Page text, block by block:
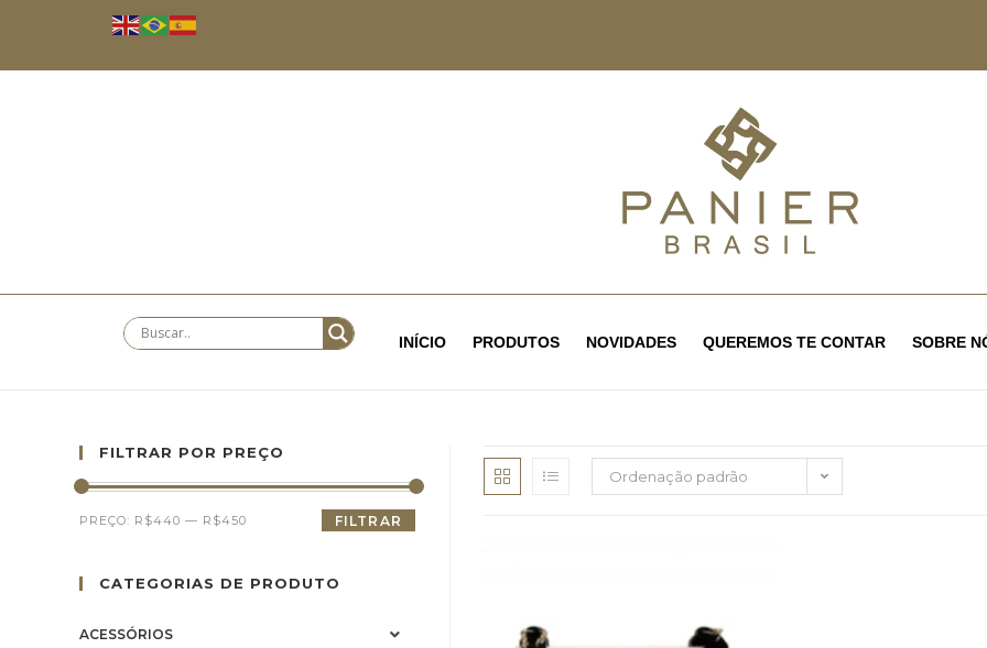
INÍCIO PRODUTOS NOVIDADES QUEREMOS TE CONTAR SOBRE
FILTRAR POR PREÇO
FILTRAR
PREÇO: R$440 — R$450
CATEGORIAS DE PRODUTO
ACESSÓRIOS
Ordenação padrão